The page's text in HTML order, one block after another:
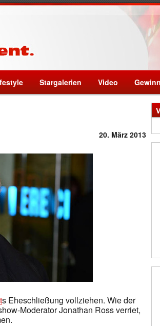
Stargalerien Video
20. März 2013
s Eheschließung vollziehen. Wie der
Moderator Jonathan Ross verriet,